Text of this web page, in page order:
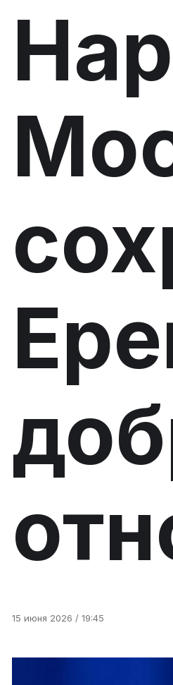
15 июня 2026 / 19:45